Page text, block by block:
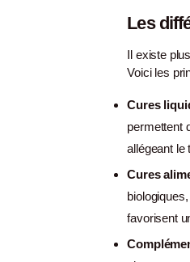
Les
Il existe
Voici les
Cures
permettent
allégeant le
Cures
favorisent